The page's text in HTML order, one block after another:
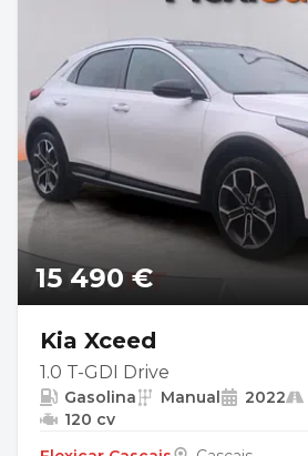
15 490 €
Kia Xceed
1.0 T-GDI Drive
Gasolina Manual 2022
120 cv